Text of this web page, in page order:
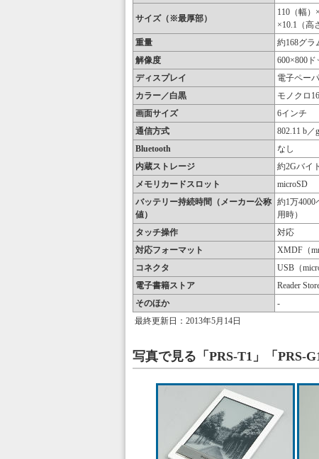
サイズ（※最厚部）
110（幅）
×10.1（高
重量
約168グラ
解像度
600×800ド
ディスプレイ
電子ペー
カラー／白黒
モノクロ
画面サイズ
6インチ
通信方式
802.11 b／
Bluetooth
なし
内蔵ストレージ
約2Gバイ
メモリカードスロット
microSD
バッテリー持続時間（メーカー公称
値）
約1万
用時）
タッチ操作
対応
対応フォーマット
XMDF（
コネクタ
USB（
電子書籍ストア
Reader
そのほか
-
最終更新日：2013年5月14日
写真で見る「PRS-T1」「PRS-G1